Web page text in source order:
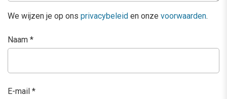
We wijzen je op ons privacybeleid en onze voorwaarden.
Naam *
E-mail *